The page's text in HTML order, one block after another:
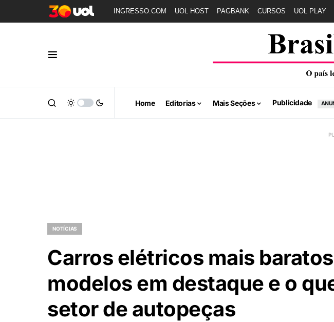
INGRESSO.COM UOL HOST PAGBANK CURSOS UOL PLAY
Home Editorias Mais Seções Publicidade
NOTÍCIAS
Carros elétricos mais
modelos em destaque e o
setor de autopeças